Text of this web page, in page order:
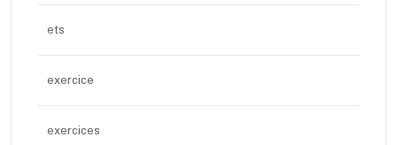
ets
exercice
exercices